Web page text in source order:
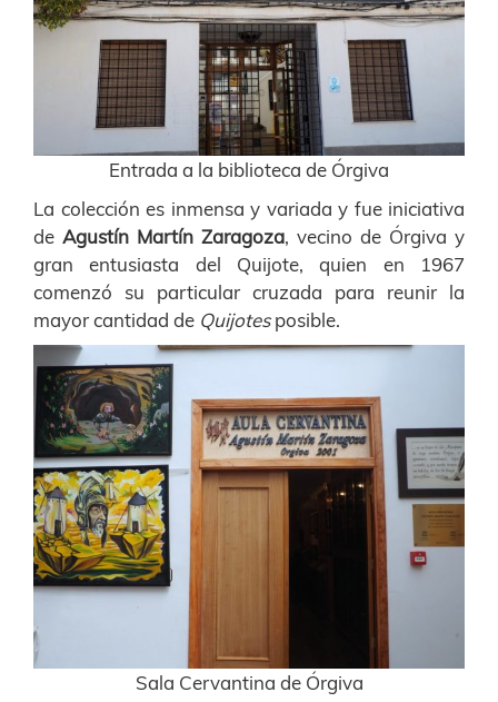
Entrada a la biblioteca de Órgiva
La colección es inmensa y variada y fue iniciativa
de Agustín Martín Zaragoza, vecino de Órgiva y
gran entusiasta del Quijote, quien en 1967
comenzó su particular cruzada para reunir la
mayor cantidad de Quijotesposible.
Sala Cervantina de Órgiva